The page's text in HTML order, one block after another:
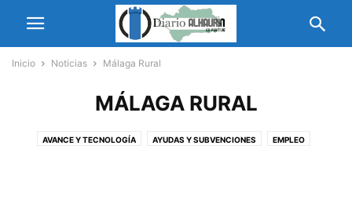
Inicio Noticias Málaga Rural
MÁLAGA RURAL
AVANCE Y TECNOLOGÍA AYUDAS Y SUBVENCIONES EMPLEO